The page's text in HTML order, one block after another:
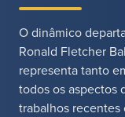
O dinâmico
Ronald Fletcher
representa tanto
todos os aspectos
trabalhos